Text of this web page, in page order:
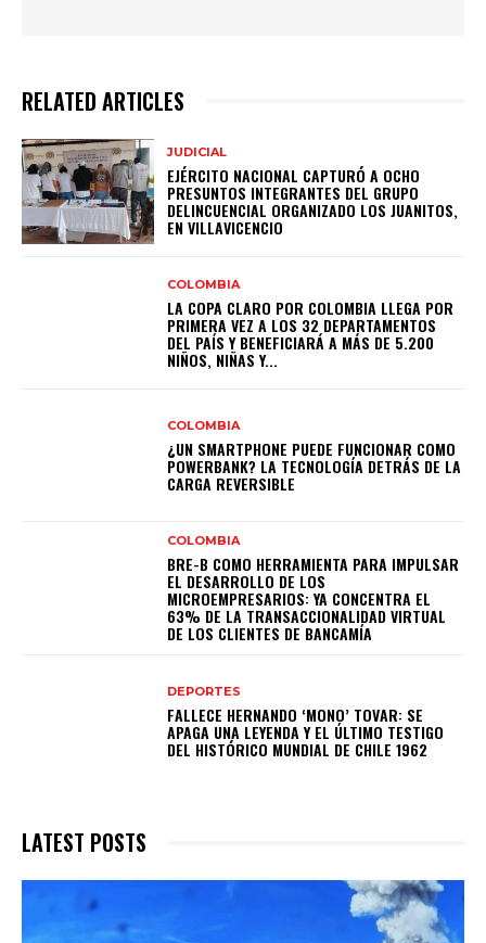
RELATED ARTICLES
JUDICIAL
EJÉRCITO NACIONAL CAPTURÓ A OCHO
PRESUNTOS INTEGRANTES DEL GRUPO
DELINCUENCIAL ORGANIZADO LOS JUANITOS,
EN VILLAVICENCIO
COLOMBIA
LA COPA CLARO POR COLOMBIA LLEGA POR
PRIMERA VEZ A LOS 32 DEPARTAMENTOS
DEL PAÍS Y BENEFICIARÁ A MÁS DE 5.200
NIÑOS, NIÑAS Y...
COLOMBIA
¿UN SMARTPHONE PUEDE FUNCIONAR COMO
POWERBANK? LA TECNOLOGÍA DETRÁS DE LA
CARGA REVERSIBLE
COLOMBIA
BRE-B COMO HERRAMIENTA PARA IMPULSAR
EL DESARROLLO DE LOS
MICROEMPRESARIOS: YA CONCENTRA EL
63% DE LA TRANSACCIONALIDAD VIRTUAL
DE LOS CLIENTES DE BANCAMÍA
DEPORTES
FALLECE HERNANDO ‘MONO’ TOVAR: SE
APAGA UNA LEYENDA Y EL ÚLTIMO TESTIGO
DEL HISTÓRICO MUNDIAL DE CHILE 1962
LATEST POSTS